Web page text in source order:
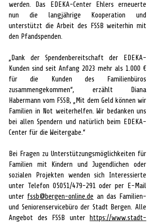
werden. Das EDEKA-Center Ehlers erneuerte
nun die langjährige Kooperation und
unterstützt die Arbeit des FSSB weiterhin mit
den Pfandspenden.
„Dank der Spendenbereitschaft der EDEKA-
Kunden sind seit Anfang 2023 mehr als 1.000 €
für die Kunden des Familienbüros
zusammengekommen“, erzählt Diana
Habermann vom FSSB, „Mit dem Geld können wir
Familien in Not weiterhelfen. Wir bedanken uns
bei allen Spendern und natürlich beim EDEKA-
Center für die Weitergabe.“
Bei Fragen zu Unterstützungsmöglichkeiten für
Familien mit Kindern und Jugendlichen oder
sozialen Projekten wenden sich Interessierte
unter Telefon 05051/479-291 oder per E-Mail
unter fssb@bergen-online.de an das Familien-
und Seniorenservicebüro der Stadt Bergen. Alle
Angebot des FSSB unter
https://www.stadt-